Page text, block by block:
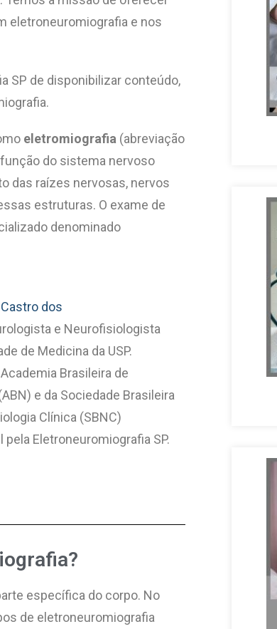
eletroneuromiografia e nos
SP de disponibilizar conteúdo,
eletromiografia (abreviação
função do sistema nervoso
das raízes nervosas, nervos
estruturas. O exame de
denominado
dos
e Neurofisiologista
de Medicina da USP.
Brasileira de
e da Sociedade Brasileira
Clínica (SBNC)
pela Eletroneuromiografia SP.
específica do corpo. No
de eletroneuromiografia